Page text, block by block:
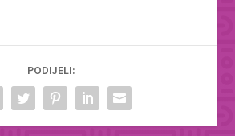
PODIJELI: